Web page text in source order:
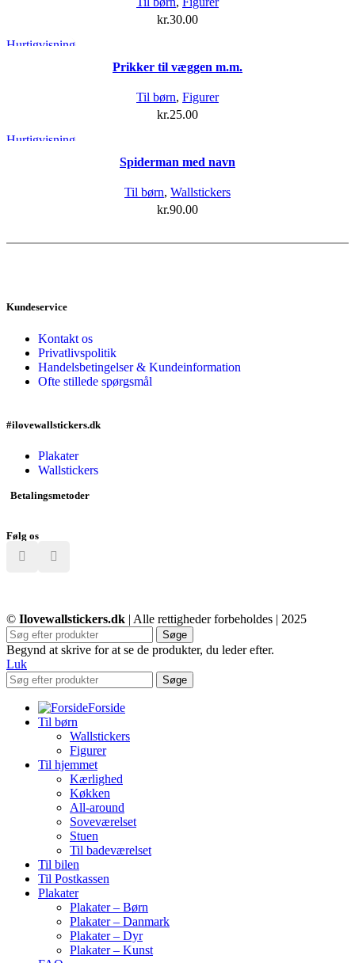
kr.30.00
Hurtigvisning
Prikker til væggen m.m.
Til børn, Figurer
kr.25.00
Hurtigvisning
Spiderman med navn
Til børn, Wallstickers
kr.90.00
Kundeservice
Kontakt os
Privatlivspolitik
Handelsbetingelser & Kundeinformation
Ofte stillede spørgsmål
#ilovewallstickers.dk
Plakater
Wallstickers
Betalingsmetoder
Følg os
© Ilovewallstickers.dk | Alle rettigheder forbeholdes | 2025
Søge
Begynd at skrive for at se de produkter, du leder efter.
Luk
Søge
Forside
Til børn
Wallstickers
Figurer
Til hjemmet
Kærlighed
Køkken
All-around
Soveværelset
Stuen
Til badeværelset
Til bilen
Til Postkassen
Plakater
Plakater – Børn
Plakater – Danmark
Plakater – Dyr
Plakater – Kunst